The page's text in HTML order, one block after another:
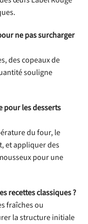
ne pas surcharger
des copeaux de
souligne
pour les desserts
du four, le
et appliquer des
pour une
recettes classiques ?
fraîches ou
la structure initiale